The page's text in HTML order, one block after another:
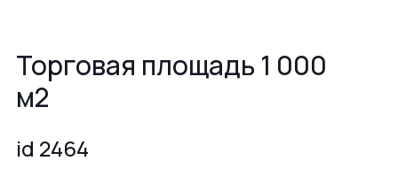
Торговая площадь 1 000
м2
id 2464